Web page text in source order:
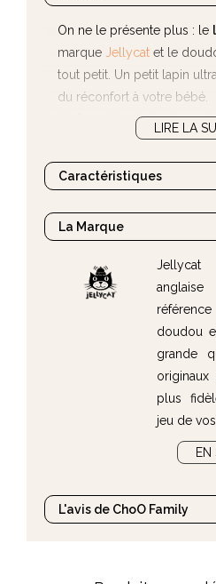
On ne le présente plus : le
marque Jellycat et le
tout petit. Un petit lapin
du réconfort à votre bébé.
Un format tout simplement
grandes oreilles il sera très
les petites mains de votre
le Bashful Bunny se glisse
crèche !
LIRE LA
Caractéristiques
La Marque
doudou
grande
plus
jeu de vos
EN
L'avis de ChoO Family